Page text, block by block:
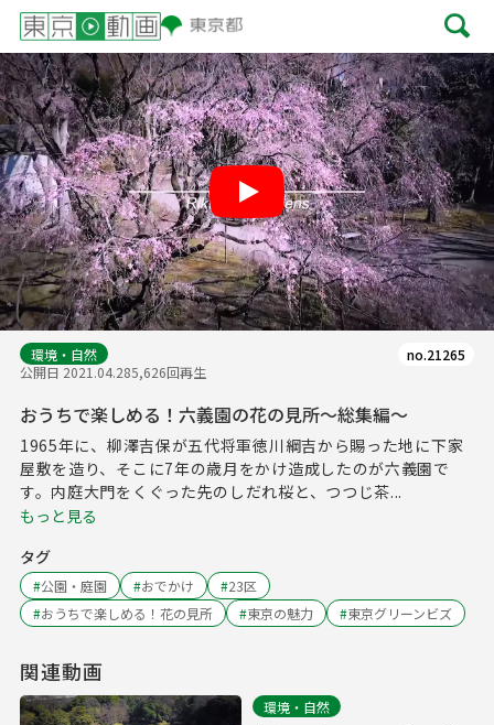
Play
環境・自然
公開日 2021.04.285,626回再生
no.21265
おうちで楽しめる！六義園の花の見所～総集編～
1965年に、柳澤吉保が五代将軍徳川綱吉から賜った地に下家
屋敷を造り、そこに7年の歳月をかけ造成したのが六義園で
す。内庭大門をくぐった先のしだれ桜と、つつじ茶...
もっと見る
タグ
#公園・庭園 #おでかけ #23区
#おうちで楽しめる！花の見所 #東京の魅力 #東京グリーンビズ
関連動画
環境・自然